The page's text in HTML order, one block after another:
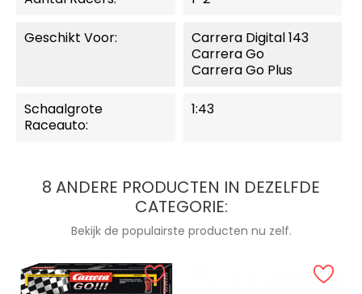
Geschikt Voor:
Carrera Digital 143
Carrera Go
Carrera Go Plus
Schaalgrote
Raceauto:
1:43
8 ANDERE PRODUCTEN IN DEZELFDE
CATEGORIE:
Bekijk de populairste producten nu zelf.